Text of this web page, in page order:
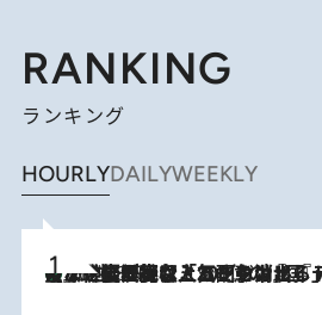
RANKING
ランキング
HOURLYDAILYWEEKLY
2026.8.5
【なぜ吉沢亮は「気配を消せる」のか？】興行収入208億の『国宝』を経て挑むミュージカル『ディア・エヴァン・ハンセン』。トップ俳優が舞台上でさらけ出した“孤独”とは